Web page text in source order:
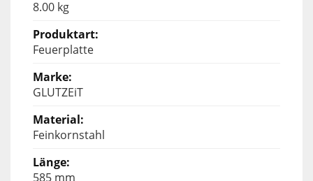
8.00 kg
Feuerplatte
GLUTZEiT
Feinkornstahl
585 mm